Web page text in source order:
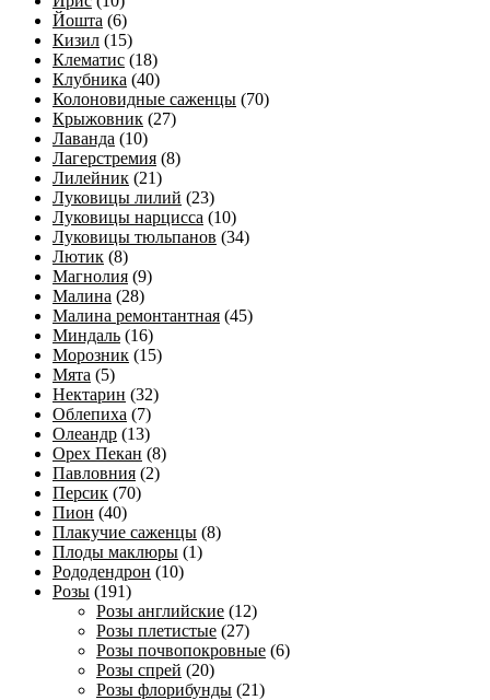
Йошта (6)
Кизил (15)
Клематис (18)
Клубника (40)
Колоновидные саженцы (70)
Крыжовник (27)
Лаванда (10)
Лагерстремия (8)
Лилейник (21)
Луковицы лилий (23)
Луковицы нарцисса (10)
Луковицы тюльпанов (34)
Лютик (8)
Магнолия (9)
Малина (28)
Малина ремонтантная (45)
Миндаль (16)
Морозник (15)
Мята (5)
Нектарин (32)
Облепиха (7)
Олеандр (13)
Орех Пекан (8)
Павловния (2)
Персик (70)
Пион (40)
Плакучие саженцы (8)
Плоды маклюры (1)
Рододендрон (10)
Розы (191)
Розы английские (12)
Розы плетистые (27)
Розы почвопокровные (6)
Розы спрей (20)
Розы флорибунды (21)